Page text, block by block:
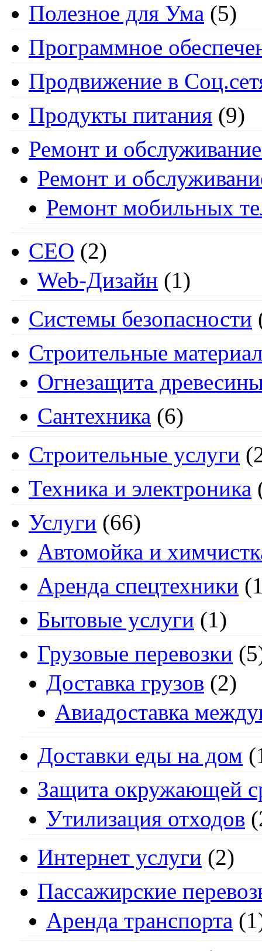
Полезное для Ума (5)
Программное
Продвижение в
Продукты питания (9)
Ремонт и
Ремонт и
Ремонт мобильных
СЕО (2)
Web-Дизайн (1)
Системы безопасности
Строительные
Огнезащита
Сантехника (6)
Строительные услуги
Техника и электроника
Услуги (66)
Автомойка и
Аренда спецтехники
Бытовые услуги (1)
Грузовые перевозки
Доставка грузов (2)
Авиадоставка
Доставки еды на дом
Защита окружающей
Утилизация отходов
Интернет услуги (2)
Пассажирские
Аренда транспорта